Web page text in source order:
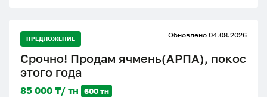
ПРЕДЛОЖЕНИЕ Обновлено 04.08.2026
Срочно! Продам ячмень(АРПА), покос
этого года
85 000 ₸/ тн 600 тн